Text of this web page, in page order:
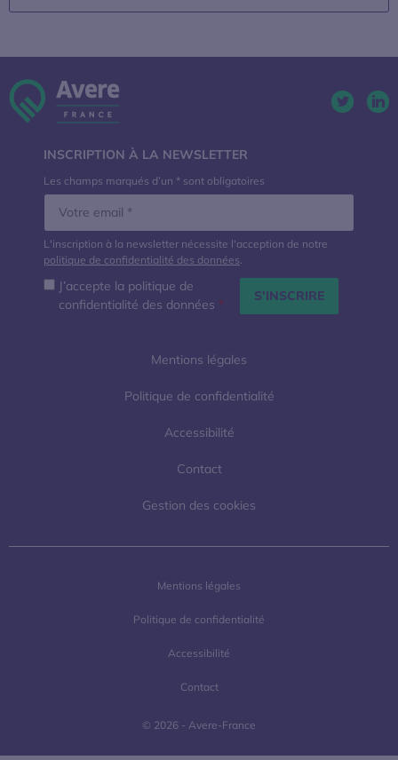
Mentions légales
Politique de confidentialité
Accessibilité
Contact
Gestion des cookies
INSCRIPTION À LA NEWSLETTER
Les champs marqués d’un * sont obligatoires
L'inscription à la newsletter nécessite l'acception de notre
politique de confidentialité des données.
J’accepte la politique de
confidentialité des données *
Mentions légales
Politique de confidentialité
Accessibilité
Contact
© 2026 - Avere-France